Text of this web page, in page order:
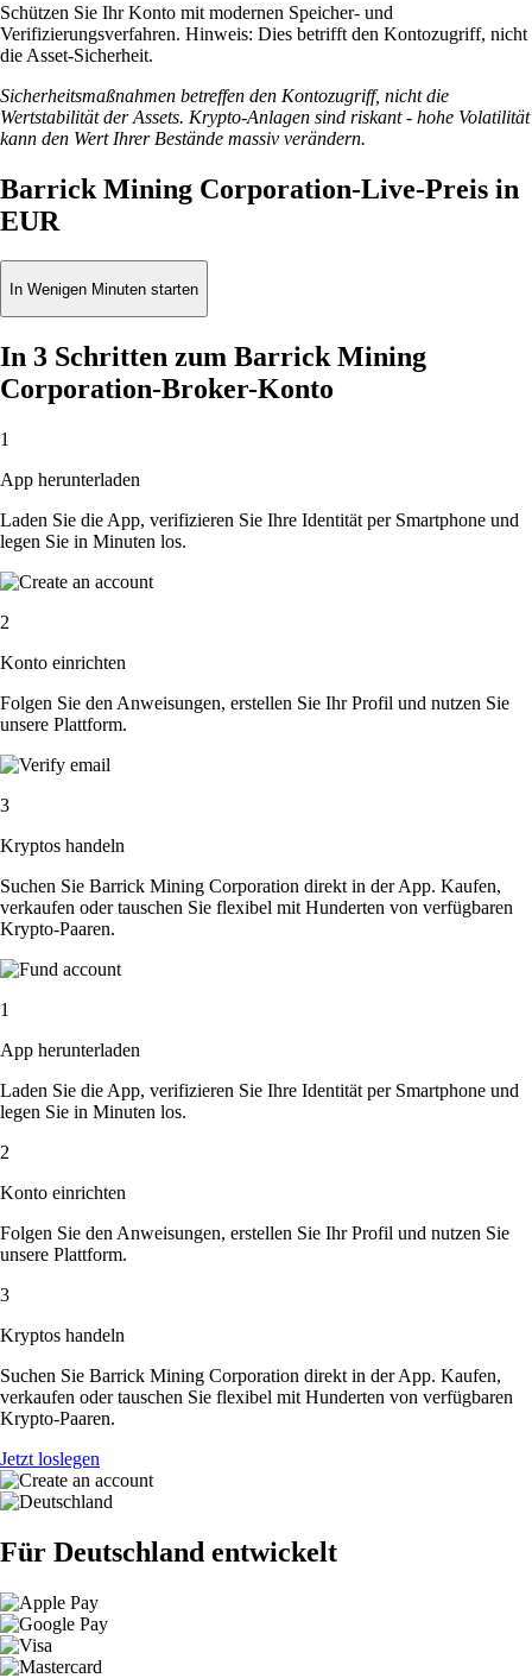
Schützen Sie Ihr Konto mit modernen Speicher- und
Verifizierungsverfahren. Hinweis: Dies betrifft den Kontozugriff, nicht
die Asset-Sicherheit.
Sicherheitsmaßnahmen betreffen den Kontozugriff, nicht die
Wertstabilität der Assets. Krypto-Anlagen sind riskant - hohe Volatilität
kann den Wert Ihrer Bestände massiv verändern.
Barrick Mining Corporation-Live-Preis in
EUR
In Wenigen Minuten starten
In 3 Schritten zum Barrick Mining
Corporation-Broker-Konto
1
App herunterladen
Laden Sie die App, verifizieren Sie Ihre Identität per Smartphone und
legen Sie in Minuten los.
2
Konto einrichten
Folgen Sie den Anweisungen, erstellen Sie Ihr Profil und nutzen Sie
unsere Plattform.
3
Kryptos handeln
Suchen Sie Barrick Mining Corporation direkt in der App. Kaufen,
verkaufen oder tauschen Sie flexibel mit Hunderten von verfügbaren
Krypto-Paaren.
1
App herunterladen
Laden Sie die App, verifizieren Sie Ihre Identität per Smartphone und
legen Sie in Minuten los.
2
Konto einrichten
Folgen Sie den Anweisungen, erstellen Sie Ihr Profil und nutzen Sie
unsere Plattform.
3
Kryptos handeln
Suchen Sie Barrick Mining Corporation direkt in der App. Kaufen,
verkaufen oder tauschen Sie flexibel mit Hunderten von verfügbaren
Krypto-Paaren.
Jetzt loslegen
Für Deutschland entwickelt